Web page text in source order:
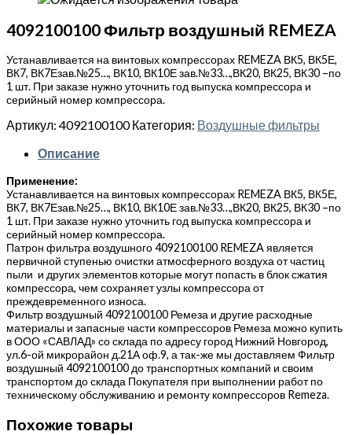
4092100100 Фильтр воздушный REMEZA
Устанавливается на винтовых компрессорах REMEZA ВК5, ВК5Е,
ВК7, ВК7Езав.№25…, ВК10, ВК10Е зав.№33…,ВК20, ВК25, ВК30 –по
1 шт. При заказе нужно уточнить год выпуска компрессора и
серийный номер компрессора.
Артикул: 4092100100 Категория: Воздушные фильтры
Описание
Применение:
Устанавливается на винтовых компрессорах REMEZA ВК5, ВК5Е,
ВК7, ВК7Езав.№25…, ВК10, ВК10Е зав.№33…,ВК20, ВК25, ВК30 –по
1 шт. При заказе нужно уточнить год выпуска компрессора и
серийный номер компрессора.
Патрон фильтра воздушного 4092100100 REMEZA является
первичной ступенью очистки атмосферного воздуха от частиц
пыли и других элементов которые могут попасть в блок сжатия
компрессора, чем сохраняет узлы компрессора от
преждевременного износа.
Фильтр воздушный 4092100100 Ремеза и другие расходные
материалы и запасные части компрессоров Ремеза можно купить
в ООО «САВЛАД» со склада по адресу город Нижний Новгород,
ул.6-ой микрорайон д.21А оф.9, а так-же мы доставляем Фильтр
воздушный 4092100100 до транспортных компаний и своим
транспортом до склада Покупателя при выполнении работ по
техническому обслуживанию и ремонту компрессоров Remeza.
Похожие товары